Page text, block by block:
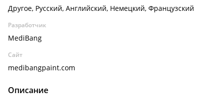
Другое, Русский, Английский, Немецкий, Французский
Разработчик
MediBang
Сайт
medibangpaint.com
Описание